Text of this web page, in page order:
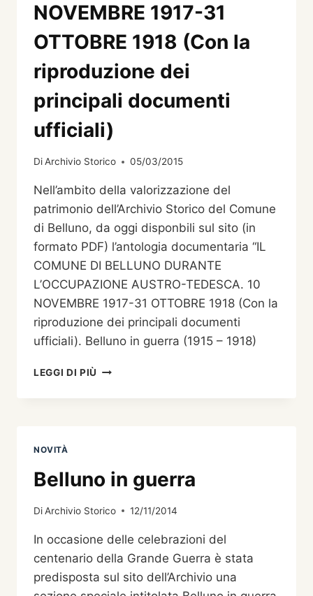
NOVEMBRE 1917-31
OTTOBRE 1918 (Con la
riproduzione dei
principali documenti
ufficiali)
DiArchivio Storico 05/03/2015
Nell’ambito della valorizzazione del
patrimonio dell’Archivio Storico del Comune
di Belluno, da oggi disponbili sul sito (in
formato PDF) l’antologia documentaria “IL
COMUNE DI BELLUNO DURANTE
L’OCCUPAZIONE AUSTRO-TEDESCA. 10
NOVEMBRE 1917-31 OTTOBRE 1918 (Con la
riproduzione dei principali documenti
ufficiali). Belluno in guerra (1915 – 1918)
LEGGI DI PIÙ
TEDESCA.
10
1917-
OTTOBRE
1918
(CON
LA
NOVITÀ
Belluno in guerra
DiArchivio Storico 12/11/2014
In occasione delle celebrazioni del
centenario della Grande Guerra è stata
predisposta sul sito dell’Archivio una